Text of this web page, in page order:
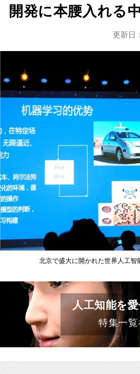
開発に本腰入れる
更新日：
北京で盛大に開かれた世界人工
人工知能を
特集一覧